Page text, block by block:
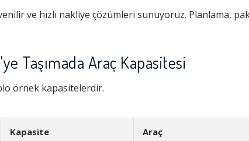
ve hızlı nakliye çözümleri sunuyoruz. Planlama,
Taşımada Araç Kapasitesi
örnek kapasitelerdir.
Kapasite Araç